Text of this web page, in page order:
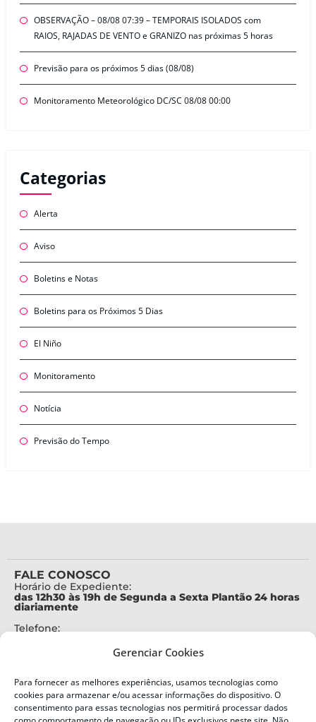
Gerenciar Cookies
Para fornecer as melhores experiências, usamos tecnologias como
cookies para armazenar e/ou acessar informações do dispositivo. O
consentimento para essas tecnologias nos permitirá processar dados
OBSERVAÇÃO – 08/08 07:39 – TEMPORAIS ISOLADOS com
RAIOS, RAJADAS DE VENTO e GRANIZO nas próximas 5 horas
Previsão para os próximos 5 dias (08/08)
Monitoramento Meteorológico DC/SC 08/08 00:00
Categorias
Alerta
Aviso
Boletins e Notas
Boletins para os Próximos 5 Dias
El Niño
Monitoramento
Notícia
Previsão do Tempo
FALE CONOSCO
Horário de Expediente:
das 12h30 às 19h de Segunda a Sexta Plantão 24 horas
diariamente
Telefone:
Alertas Defesa Civil:
SMS 40199